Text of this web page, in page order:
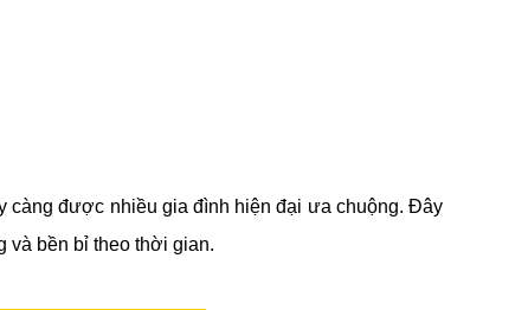
càng được nhiều gia đình hiện đại ưa chuộng. Đây
và bền bỉ theo thời gian.